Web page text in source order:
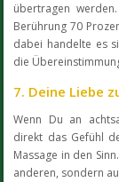
übertragen
Berührung 70
dabei handelte es
die
7. Deine Liebe
Wenn Du an
direkt das Gefühl
Massage in den
anderen, sondern